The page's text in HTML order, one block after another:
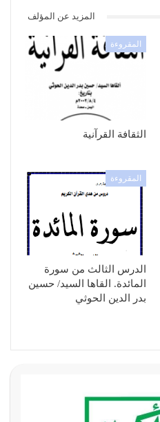
المزيد عن المؤلف
المقروءة
الثقافة القرآنية
المقروءة
الدرس الثالث من سورة
المائدة. القاها السيد/ حسين
بدر الدين الحوثي